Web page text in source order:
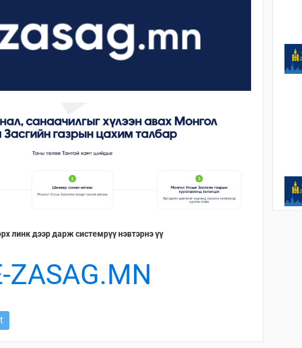
линк дээр дарж системрүү нэвтэрнэ үү
ZASAG.MN